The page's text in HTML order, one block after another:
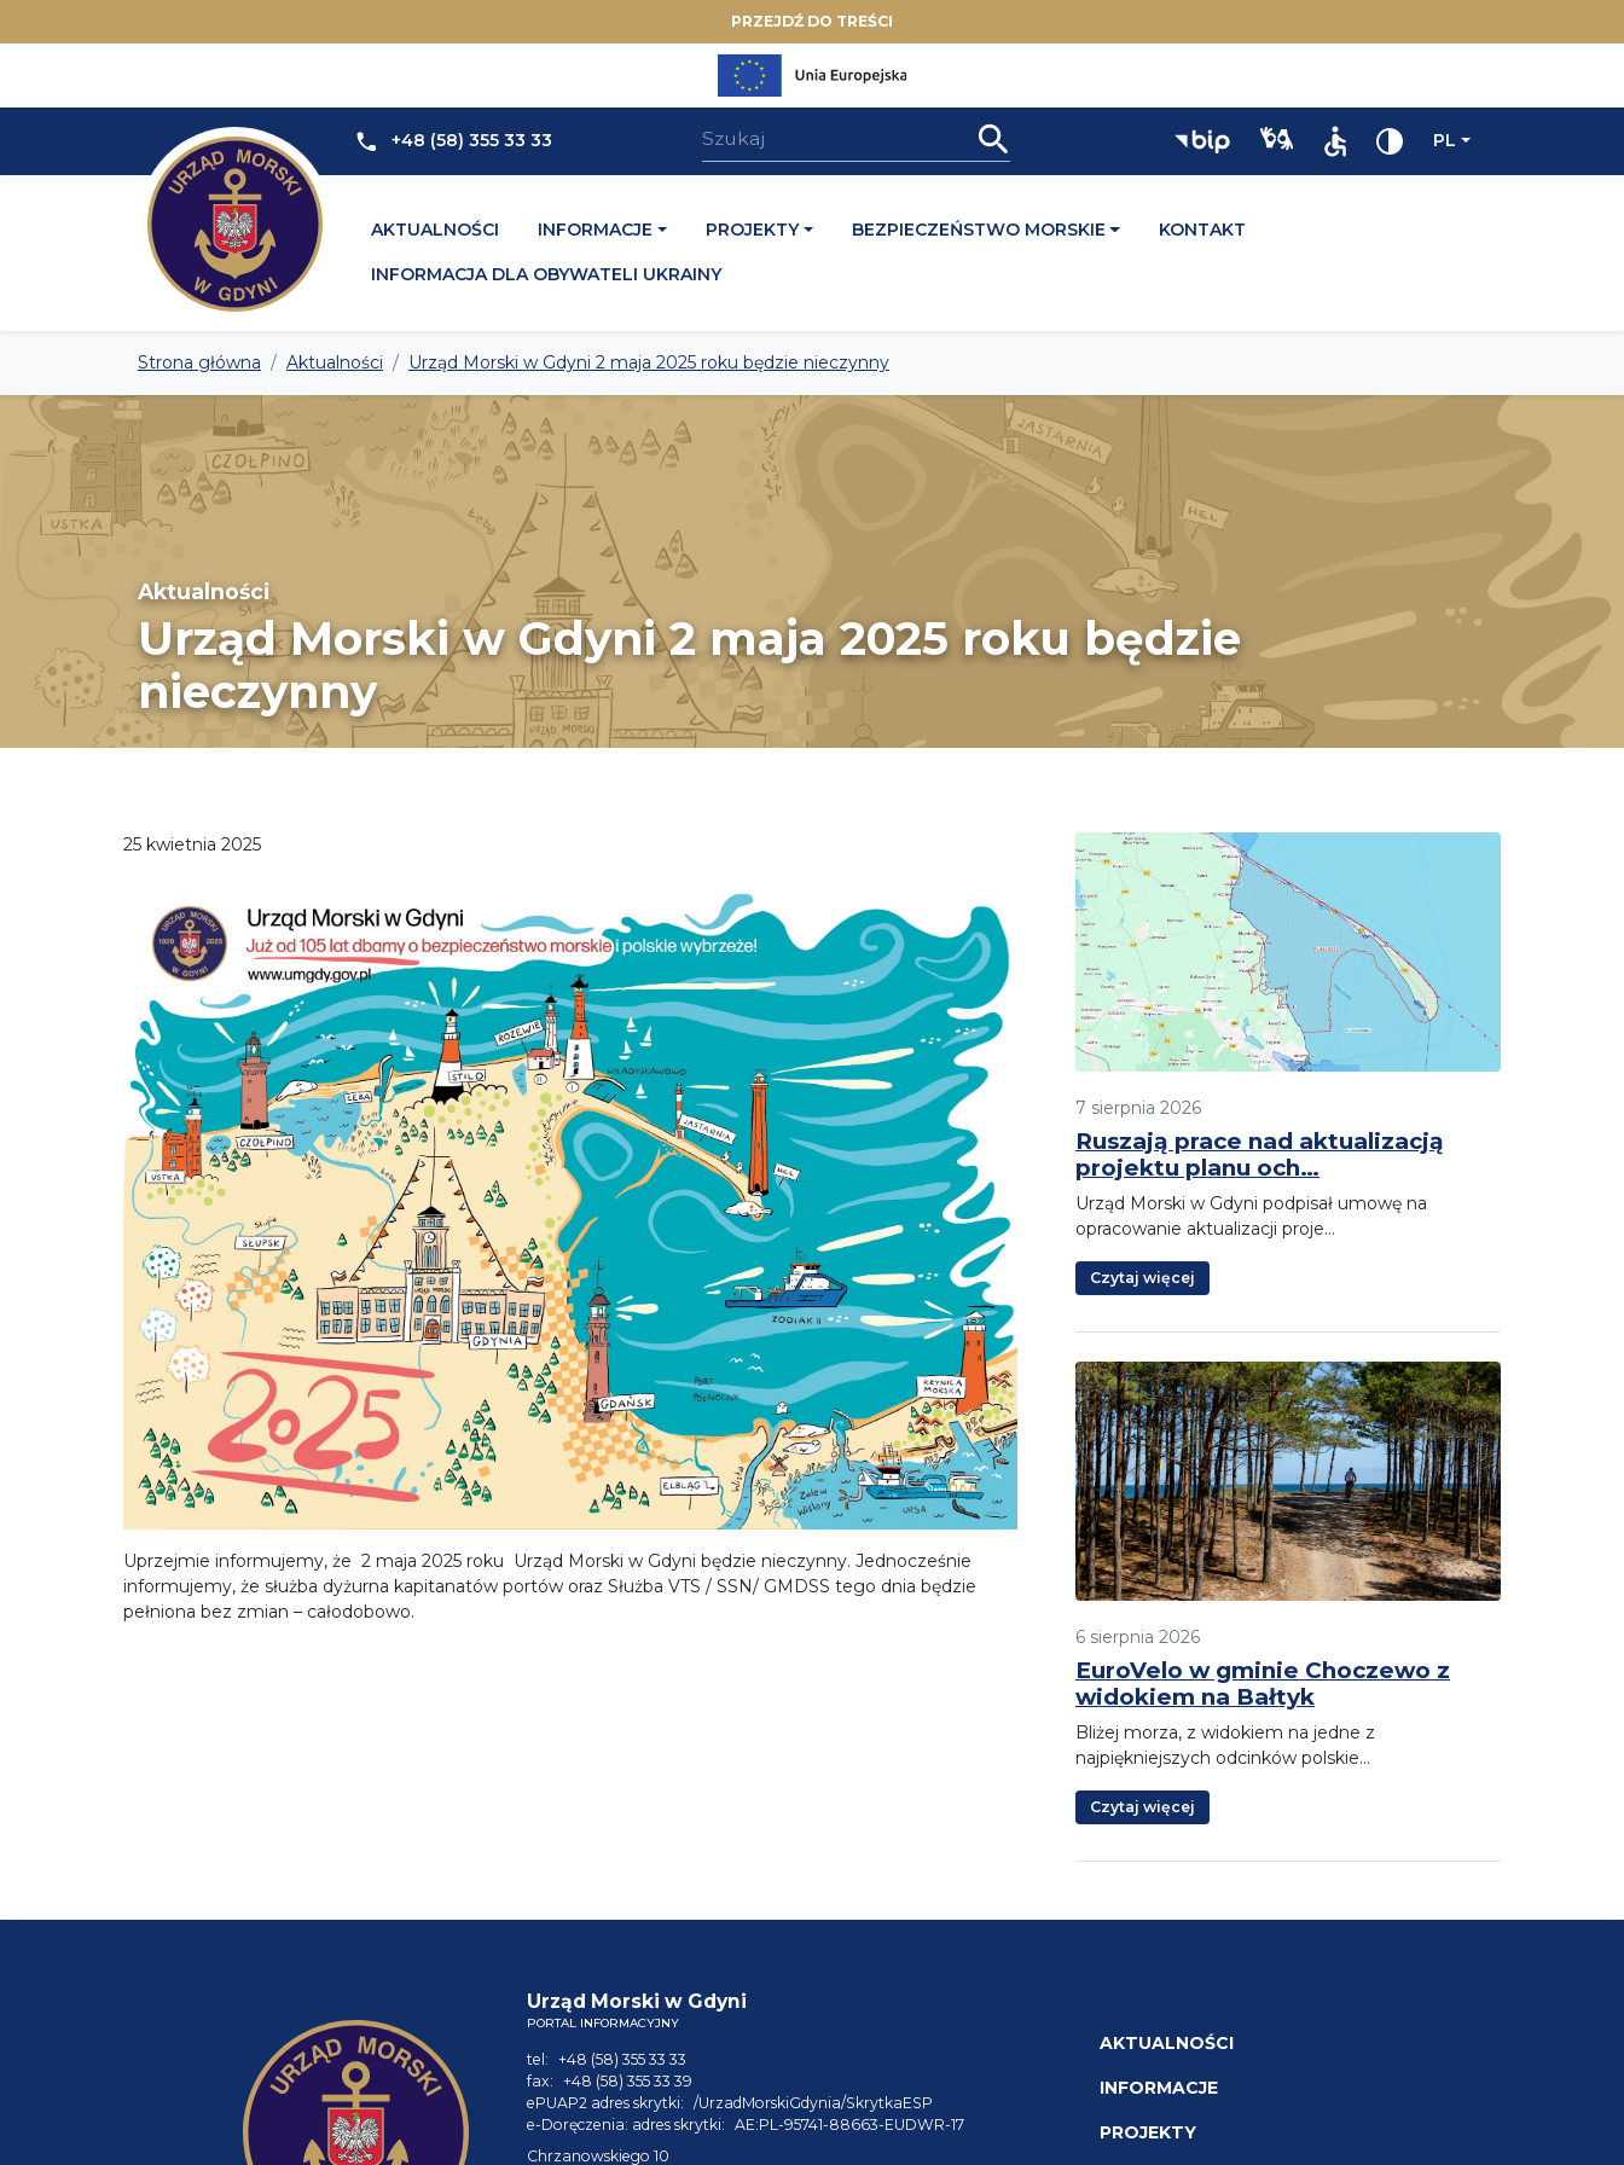
PRZEJDŹ DO TREŚCI
+48 (58) 355 33 33 PL
AKTUALNOŚCI INFORMACJE PROJEKTY BEZPIECZEŃSTWO MORSKIE KONTAKT
INFORMACJA DLA OBYWATELI UKRAINY
Strona główna Aktualności Urząd Morski w Gdyni 2 maja 2025 roku będzie nieczynny
Aktualności
Urząd Morski w Gdyni 2 maja 2025 roku będzie
nieczynny
25 kwietnia 2025
Uprzejmie informujemy, że 2 maja 2025 roku Urząd Morski w Gdyni będzie nieczynny. Jednocześnie
informujemy, że służba dyżurna kapitanatów portów oraz Służba VTS / SSN/ GMDSS tego dnia będzie
pełniona bez zmian – całodobowo.
7 sierpnia 2026
Ruszają prace nad aktualizacją
projektu planu och…
Urząd Morski w Gdyni podpisał umowę na
opracowanie aktualizacji proje…
Czytaj więcej
6 sierpnia 2026
EuroVelo w gminie Choczewo z
widokiem na Bałtyk
Bliżej morza, z widokiem na jedne z
najpiękniejszych odcinków polskie…
Czytaj więcej
Urząd Morski w Gdyni
PORTAL INFORMACYJNY
tel: +48 (58) 355 33 33
fax: +48 (58) 355 33 39
ePUAP2 adres skrytki: /UrzadMorskiGdynia/SkrytkaESP
e-Doręczenia: adres skrytki: AE:PL-95741-88663-EUDWR-17
Chrzanowskiego 10
AKTUALNOŚCI
INFORMACJE
PROJEKTY